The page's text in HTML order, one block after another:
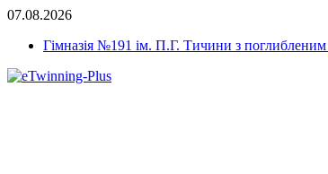
07.08.2026
Гімназія №191 ім. П.Г. Тичини з